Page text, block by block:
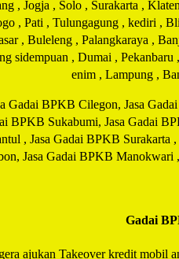
, Jogja , Solo , Surakarta ,
, Pati , Tulungagung , kediri ,
, Buleleng , Palangkaraya ,
sidempuan , Dumai ,
enim , Lampung ,
Gadai BPKB Cilegon, Jasa
BPKB Sukabumi, Jasa Gadai
, Jasa Gadai BPKB
Jasa Gadai BPKB Manokwari
Gadai
ajukan Takeover kredit mobil